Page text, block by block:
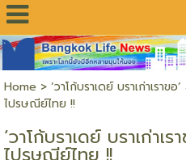
Home > ‘วาโก้บราเดย์ บราเก่าเราข
ไปรษณีย์ไทย !!
‘วาโก้บราเดย์ บราเก่าเ